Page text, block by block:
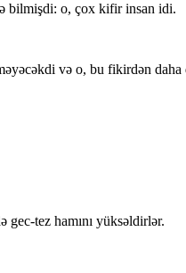
bilmişdi: o, çox kifir insan idi.
və o, bu fikirdən daha
tez hamını yüksəldirlər.